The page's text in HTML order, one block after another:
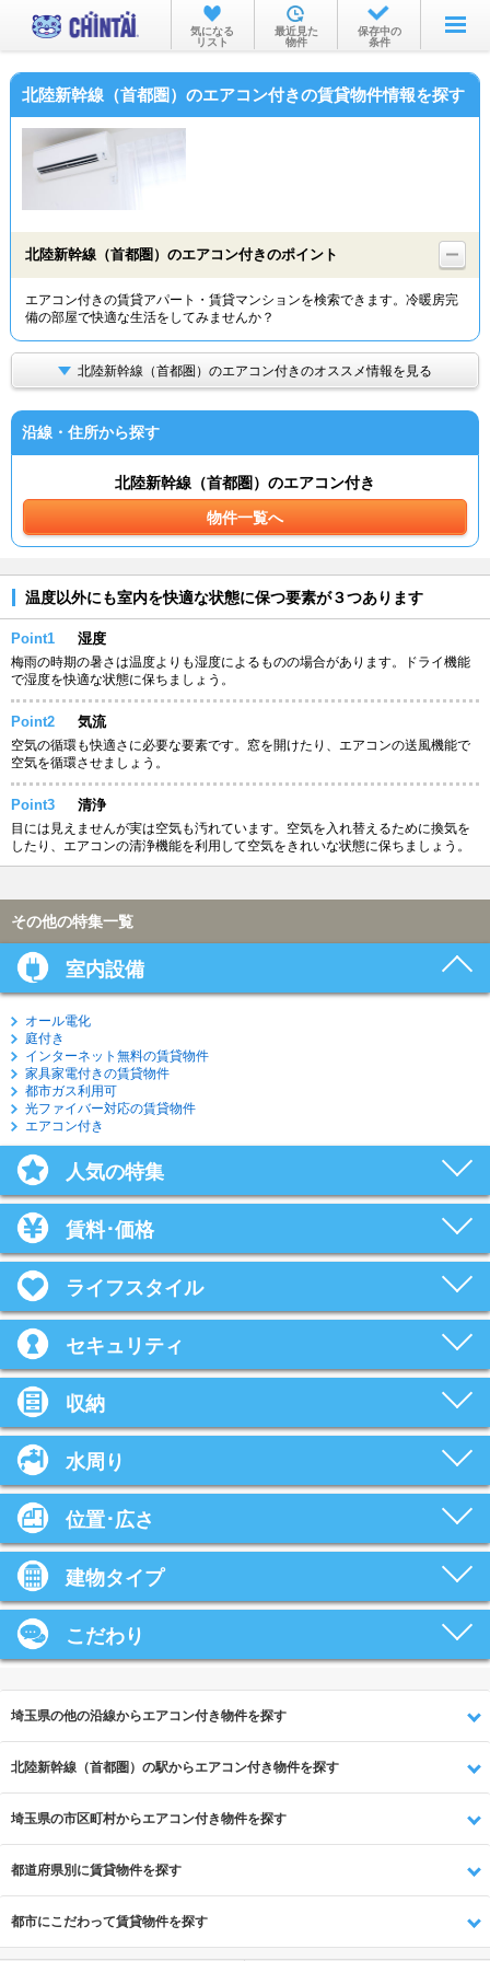
お部屋を探す
沿線・駅から
物件特集から
TOP
気になる
リスト
最近見た
物件
保存中の
条件
北陸新幹線（首都圏）のエアコン付きの賃貸物件情報を探す
北陸新幹線（首都圏）のエアコン付きのポイント
エアコン付きの賃貸アパート・賃貸マンションを検索できます。冷暖房完
備の部屋で快適な生活をしてみませんか？
北陸新幹線（首都圏）のエアコン付きのオススメ情報を見る
沿線・住所から探す
北陸新幹線（首都圏）のエアコン付き
物件一覧へ
温度以外にも室内を快適な状態に保つ要素が３つあります
Point1 湿度
梅雨の時期の暑さは温度よりも湿度によるものの場合があります。ドライ機能
で湿度を快適な状態に保ちましょう。
Point2 気流
空気の循環も快適さに必要な要素です。窓を開けたり、エアコンの送風機能で
空気を循環させましょう。
Point3 清浄
目には見えませんが実は空気も汚れています。空気を入れ替えるために換気を
したり、エアコンの清浄機能を利用して空気をきれいな状態に保ちましょう。
その他の特集一覧
室内設備
オール電化
庭付き
インターネット無料の賃貸物件
家具家電付きの賃貸物件
都市ガス利用可
光ファイバー対応の賃貸物件
エアコン付き
人気の特集
賃料･価格
ライフスタイル
セキュリティ
収納
水周り
位置･広さ
建物タイプ
こだわり
埼玉県の他の沿線からエアコン付き物件を探す
北陸新幹線（首都圏）の駅からエアコン付き物件を探す
埼玉県の市区町村からエアコン付き物件を探す
都道府県別に賃貸物件を探す
都市にこだわって賃貸物件を探す